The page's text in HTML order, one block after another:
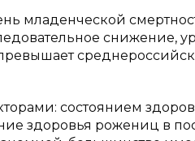
младенческой
снижение,
состоянием
здоровья рожениц в